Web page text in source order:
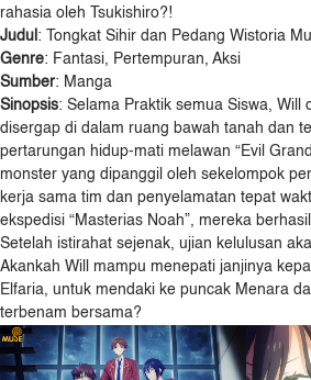
rahasia oleh Tsukishiro?!
Judul : Tongkat Sihir dan Pedang Wistoria
Genre: Fantasi, Pertempuran, Aksi
Sumber: Manga
Sinopsis: Selama Praktik semua Siswa, Will
disergap di dalam ruang bawah tanah dan
pertarungan hidup-mati melawan “Evil
monster yang dipanggil oleh sekelompok
kerja sama tim dan penyelamatan tepat
ekspedisi “Masterias Noah”, mereka
Setelah istirahat sejenak, ujian kelulusan
Akankah Will mampu menepati janjinya
Elfaria, untuk mendaki ke puncak Menara
terbenam bersama?